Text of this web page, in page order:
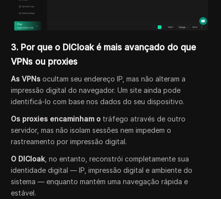
3. Por que o DICloak é mais avançado do que
VPNs ou proxies
As VPNs ocultam seu endereço IP, mas não alteram a
impressão digital do navegador. Um site ainda pode
identificá-lo com base nos dados do seu dispositivo.
Os proxies encaminham o tráfego através de outro
servidor, mas não isolam sessões nem impedem o
rastreamento por impressão digital.
O DICloak, no entanto, reconstrói completamente sua
identidade digital — IP, impressão digital e ambiente do
sistema — enquanto mantém uma navegação rápida e
estável.